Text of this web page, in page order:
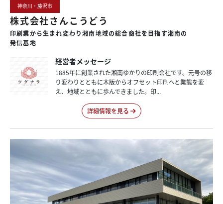
神奈川・藤沢市
株式会社さんこうどう
印刷業から生まれ変わり湘南地域の総合商社を目指す湘南の
発信基地
経営者メッセージ
1885年に創業された湘南ゆかりの印刷会社です。元号の移
り変わりとともに木版からオフセット印刷へと業態を変
え、地域とともに歩んできました。印...
詳細情報を見る